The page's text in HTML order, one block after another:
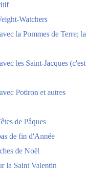
Watchers
la Pommes de Terre; la
les Saint-Jacques (c'est
Potiron et autres
de Pâques
de fin d'Année
de Noël
la Saint Valentin